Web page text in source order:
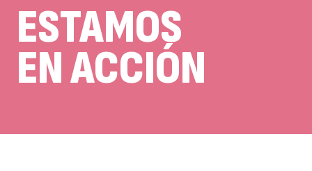
ESTAMOS
EN ACCIÓN